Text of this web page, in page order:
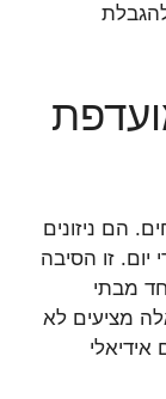
הם ניזונים
זו הסיבה
מבתי
מציעים לא